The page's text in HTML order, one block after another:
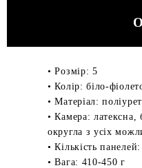
• Розмір: 5
• Колір: біло-
• Матеріал:
• Камера:
округла з усіх
• Кількість
• Вага: 410-450 г